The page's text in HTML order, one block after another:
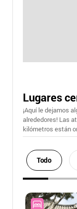
Lugares
¡Aquí le dejamos
alrededores! Las
kilómetros están
Todo